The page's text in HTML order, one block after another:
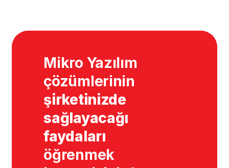
Mikro Yazılım
çözümlerinin
şirketinizde
sağlayacağı
faydaları
öğrenmek